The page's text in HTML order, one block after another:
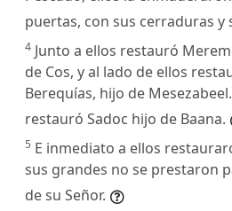
puertas, con sus cerraduras y
4 Junto a ellos restauró
de Cos, y al lado de ellos
Berequías, hijo de
restauró Sadoc hijo de Baana.
5 E inmediato a ellos
sus grandes no se prestaron
de su Señor.